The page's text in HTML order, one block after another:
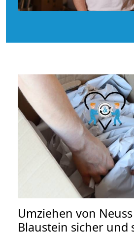
Umziehen von
Blaustein sicher und